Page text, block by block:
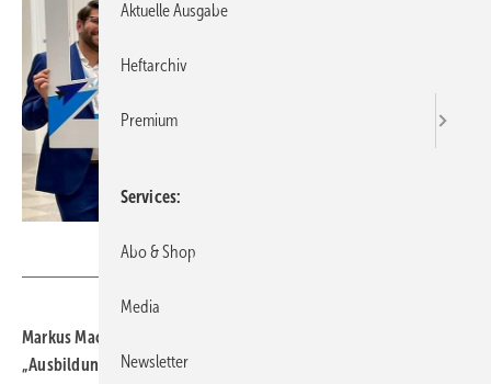
Markus Mack Heizung Sanitär gewinnt den 3. Platz beim
„Ausbildungs-Ass 2024“. Mit dem Preis werden herausragende
Aktuelle Ausgabe
Heftarchiv
Premium
Services
Abo & Shop
Media
Newsletter